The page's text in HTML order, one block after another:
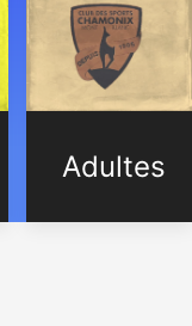
Adultes